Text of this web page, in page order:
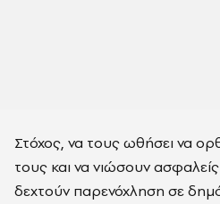
Στόχος, να τους ωθήσει να
τους και να νιώσουν
δεχτούν παρενόχληση σε